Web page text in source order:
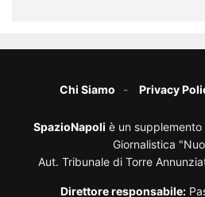
Chi Siamo Privacy
SpazioNapoli è un
Giornalistica
Aut. Tribunale di Torre
Direttore responsabile: